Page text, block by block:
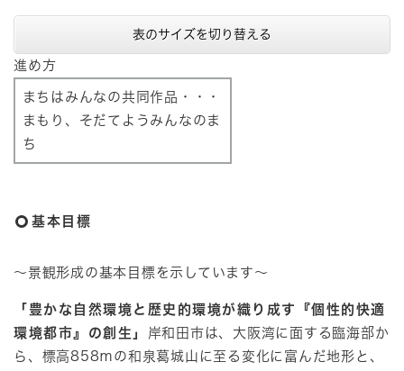
表のサイズを切り替える
進め方
まちはみんなの共同作品・・・
まもり、そだてようみんなのま
ち
基本目標
～景観形成の基本目標を示しています～
「豊かな自然環境と歴史的環境が織り成す『個性的快適
環境都市』の創生」 岸和田市は、大阪湾に面する臨海部か
ら、標高858ｍの和泉葛城山に至る変化に富んだ地形と、